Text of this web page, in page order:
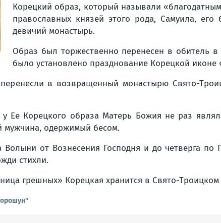
Корецкий образ, который называли
православных князей этого рода, Самуила,
девичий монастырь.
Образ был торжественно перенесен в обитель в
было установлено празднование Корецкой
перенесли в возвращенный монастырю Свято-
Ее Корецкого образа Матерь Божия не раз
мужчина, одержимый бесом.
от Вознесения Господня и до четверга
стихли.
грешных» Корецкая хранится в Свято-